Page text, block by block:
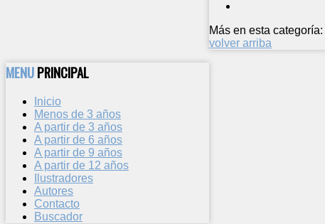
Más en esta categoría:
volver arriba
MENUPRINCIPAL
Inicio
Menos de 3 años
A partir de 3 años
A partir de 6 años
A partir de 9 años
A partir de 12 años
Ilustradores
Autores
Contacto
Buscador